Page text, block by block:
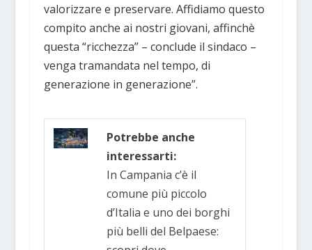
valorizzare e preservare. Affidiamo questo
compito anche ai nostri giovani, affinchè
questa “ricchezza” – conclude il sindaco –
venga tramandata nel tempo, di
generazione in generazione”.
Potrebbe anche
interessarti:
In Campania c’è il
comune più piccolo
d’Italia e uno dei borghi
più belli del Belpaese: